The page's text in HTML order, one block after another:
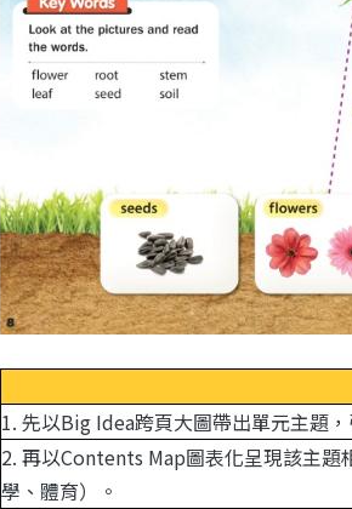
1. 先以Big Idea跨頁大圖帶出單元主題，
2. 再以Contents Map圖表化呈現該主
學、體育）。